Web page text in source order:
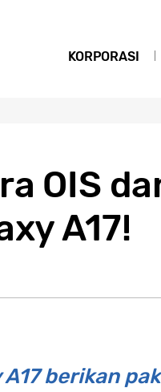
KORPORASI
OIS
A17!
berikan